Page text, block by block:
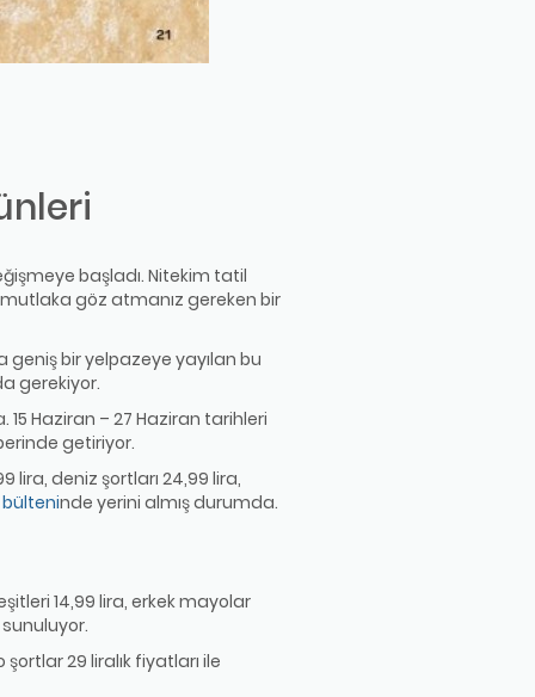
başladı. Nitekim tatil
göz atmanız gereken bir
bir yelpazeye yayılan bu
gerekiyor.
Haziran – 27 Haziran tarihleri
getiriyor.
lira, deniz şortları 24,99 lira,
nde yerini almış durumda.
14,99 lira, erkek mayolar
29 liralık fiyatları ile